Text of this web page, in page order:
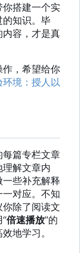
搭建一个实
的知识。毕
容，才是真
作，希望给你
环境：授人以
篇专栏文章
解文章内
些补充解释
对应。不知
除了阅读文
倍速播放”的
地学习。